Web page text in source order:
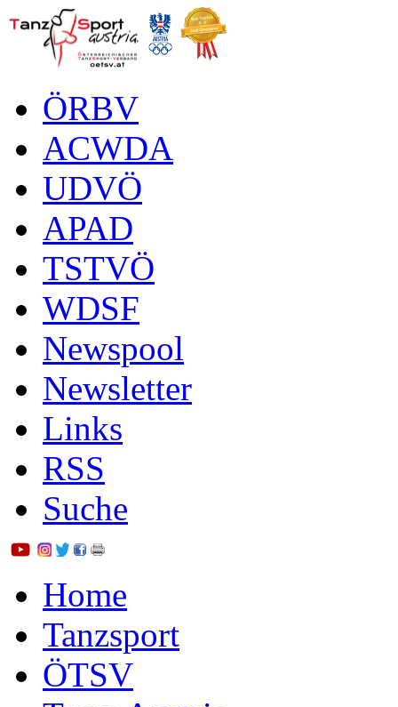
ÖRBV
ACWDA
UDVÖ
APAD
TSTVÖ
WDSF
Newspool
Newsletter
Links
RSS
Suche
Home
Tanzsport
ÖTSV